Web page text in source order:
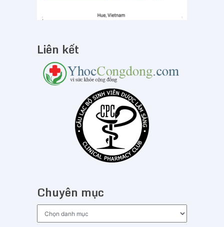
Liên kết
Chuyên mục
mục